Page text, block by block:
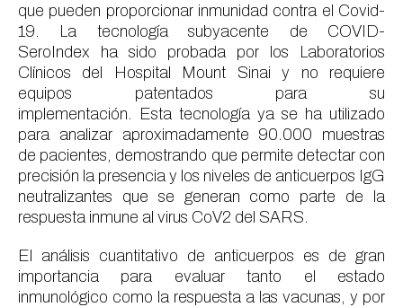
que pueden proporcionar inmunidad contra el Covid-
19. La tecnología subyacente de COVID-
SeroIndex ha sido probada por los Laboratorios
Clínicos del Hospital Mount Sinai y no requiere
equipos patentados para su
implementación.
Estatecnología ya se ha utilizado
para analizar aproximadamente 90.000 muestras
de pacientes, demostrando que permite detectarcon
precisión la presencia y los niveles de anticuerpos IgG
neutralizantes que se generan como parte de la
respuesta inmune al virus CoV2 del SARS.
El análisis cuantitativo de anticuerpos es de gran
importancia para evaluartanto el estado
inmunológico como la respuesta a as vacunas, y por